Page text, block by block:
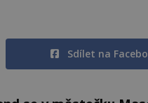
Sdílet na